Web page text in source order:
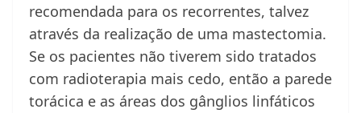
recomendada para os recorrentes, talvez
através da realização de uma mastectomia.
Se os pacientes não tiverem sido tratados
com radioterapia mais cedo, então a parede
torácica e as áreas dos gânglios linfáticos